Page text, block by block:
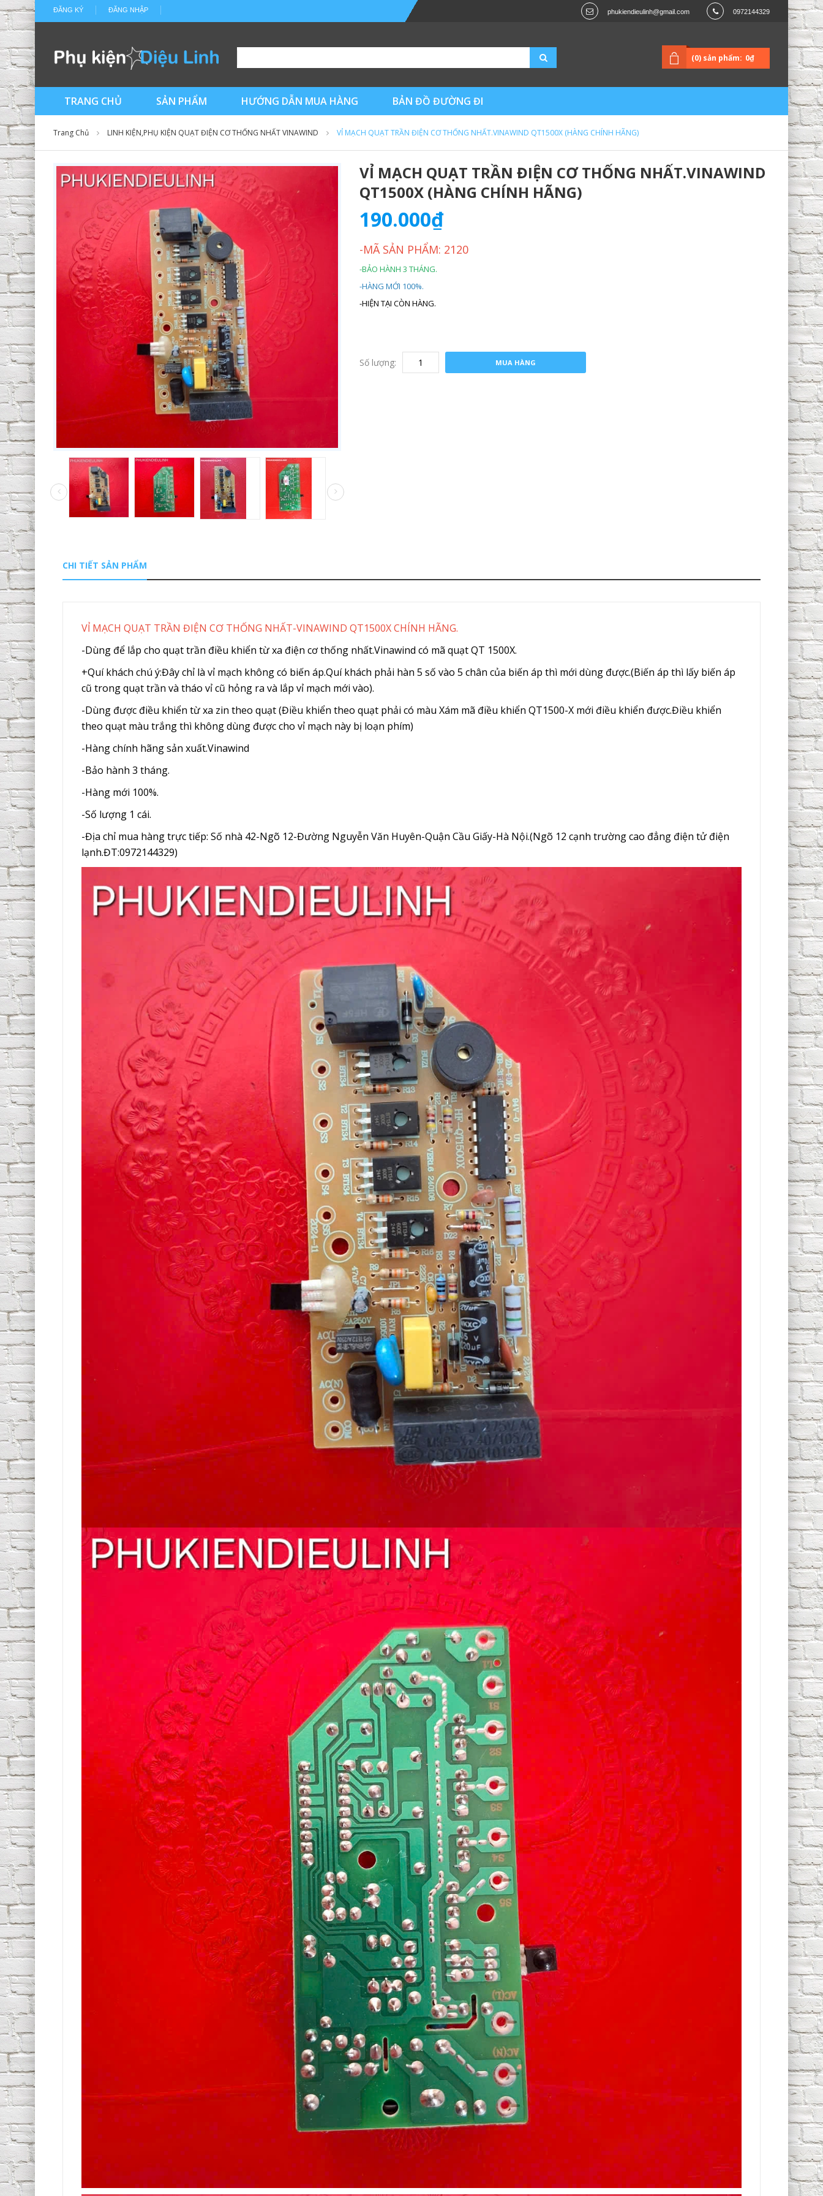
ĐĂNG NHẬP
ĐĂNG KÝ phukiendieulinh@gmail.com 0972144329
(0) sản phẩm: 0₫
TRANG CHỦ SẢN PHẨM HƯỚNG DẪN MUA HÀNG BẢN ĐỒ ĐƯỜNG ĐI
Trang Chủ LINH KIỆN,PHỤ KIỆN QUẠT ĐIỆN CƠ THỐNG NHẤT VINAWIND VỈ MẠCH QUẠT TRẦN ĐIỆN CƠ THỐNG NHẤT.VINAWIND QT1500X (HÀNG CHÍNH HÃNG)
VỈ MẠCH QUẠT TRẦN ĐIỆN CƠ THỐNG NHẤT.VINAWIND
QT1500X (HÀNG CHÍNH HÃNG)
190.000₫
-MÃ SẢN PHẨM: 2120
-BẢO HÀNH 3 THÁNG.
-HÀNG MỚI 100%.
-HIỆN TẠI CÒN HÀNG.
Số lượng: MUA HÀNG
CHI TIẾT SẢN PHẨM
VỈ MẠCH QUẠT TRẦN ĐIỆN CƠ THỐNG NHẤT-VINAWIND QT1500X CHÍNH HÃNG.
-Dùng để lắp cho quạt trần điều khiển từ xa điện cơ thống nhất.Vinawind có mã quạt QT 1500X.
+Quí khách chú ý:Đây chỉ là vỉ mạch không có biến áp.Quí khách phải hàn 5 số vào 5 chân của biến áp thì mới dùng được.(Biến áp thì lấy biến áp
cũ trong quạt trần và tháo vỉ cũ hỏng ra và lắp vỉ mạch mới vào).
-Dùng được điều khiển từ xa zin theo quạt (Điều khiển theo quạt phải có màu Xám mã điều khiển QT1500-X mới điều khiển được.Điều khiển
theo quạt màu trắng thì không dùng được cho vỉ mạch này bị loạn phím)
-Hàng chính hãng sản xuất.Vinawind
-Bảo hành 3 tháng.
-Hàng mới 100%.
-Số lượng 1 cái.
-Địa chỉ mua hàng trực tiếp: Số nhà 42-Ngõ 12-Đường Nguyễn Văn Huyên-Quận Cầu Giấy-Hà Nội.(Ngõ 12 cạnh trường cao đẳng điện tử điện
lạnh.ĐT:0972144329)